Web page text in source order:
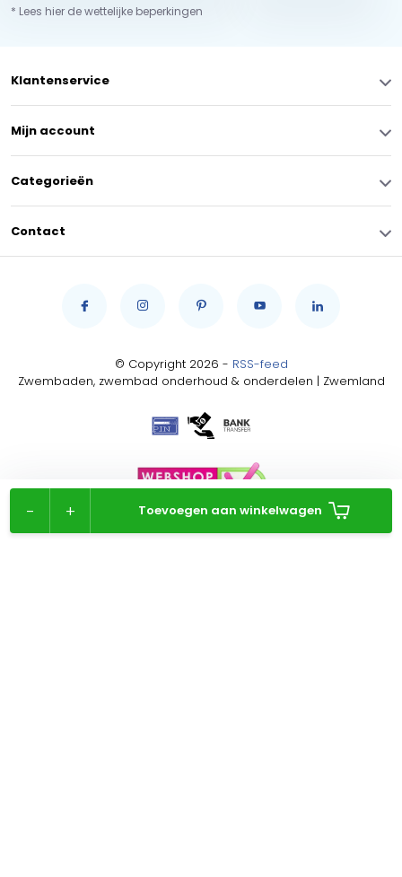
+
- Toevoegen aan winkelwagen
* Lees hier de wettelijke beperkingen
Klantenservice
Mijn account
Categorieën
Contact
© Copyright 2026 - RSS-feed
Zwembaden, zwembad onderhoud & onderdelen | Zwemland